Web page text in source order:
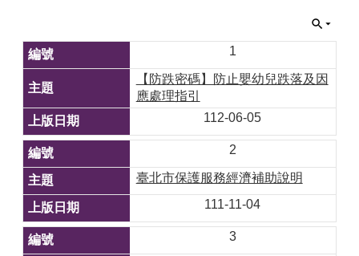
1
【防跌密碼】防止嬰幼兒跌落及因
應處理指引
112-06-05
2
臺北市保護服務經濟補助說明
111-11-04
3